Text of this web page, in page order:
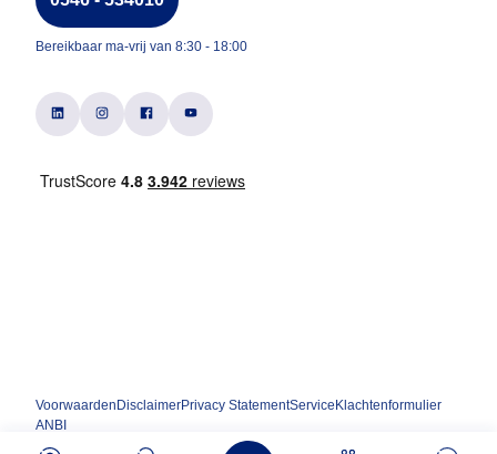
Bereikbaar ma-vrij van 8:30 - 18:00
Voorwaarden DisclaimerPrivacy StatementService Klachtenformulier
ANBI